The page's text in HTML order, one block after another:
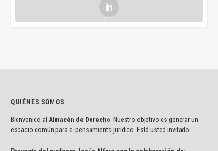
QUIÉNES SOMOS
Bienvenido al Almacén de Derecho . Nuestro objetivo es generar un
espacio común para el pensamiento jurídico. Está usted invitado.